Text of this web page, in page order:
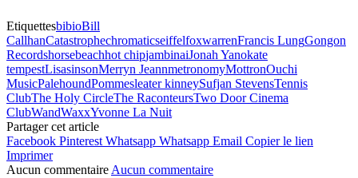
EtiquettesbibioBill
CallhanCatastrophechromaticseiffelfoxwarrenFrancis LungGongon
Recordshorsebeachhot chipjambinaiJonah Yanokate
tempestLisasinsonMerryn JeannmetronomyMottronOuchi
MusicPalehoundPommesleater kinneySufjan StevensTennis
ClubThe Holy CircleThe RaconteursTwo Door Cinema
ClubWandWaxxYvonne La Nuit
Partager cet article
Facebook Pinterest Whatsapp Whatsapp Email Copier le lien
Imprimer
Aucun commentaire Aucun commentaire